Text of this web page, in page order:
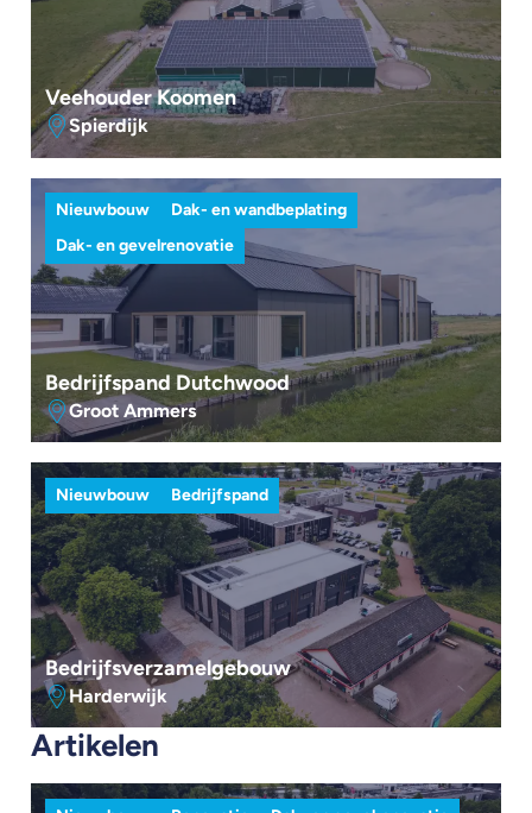
Veehouder Koomen
Spierdijk
Nieuwbouw
Dak- en wandbeplating
Dak- en gevelrenovatie
Bedrijfspand Dutchwood
Groot Ammers
Nieuwbouw Bedrijfspand
Bedrijfsverzamelgebouw
Harderwijk
Artikelen